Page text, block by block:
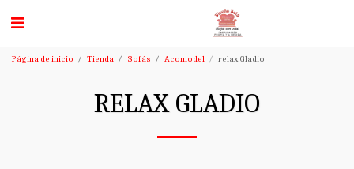
Página de inicio Tienda Sofás Acomodel relax Gladio
RELAX GLADIO